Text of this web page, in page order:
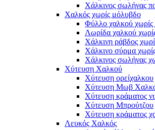
Χάλκινος σωλήνας
Χαλκός χωρίς μόλυβδο
Φύλλο χαλκού
Λωρίδα χαλκού
Χάλκινη ράβδος
Χάλκινο σύρμα
Χάλκινος σωλήνας
Χύτευση Χαλκού
Χύτευση ορείχαλκου
Χύτευση Μωβ
Χύτευση κράματος
Χύτευση Μπρούτζου
Χύτευση κράματος
Λευκός Χαλκός